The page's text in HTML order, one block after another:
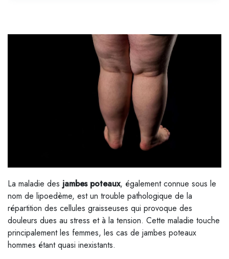
La maladie des jambes poteaux, également connue sous le
nom de lipoedème, est un trouble pathologique de la
répartition des cellules graisseuses qui provoque des
douleurs dues au stress et à la tension. Cette maladie touche
principalement les femmes, les cas de jambes poteaux
hommes étant quasi inexistants.